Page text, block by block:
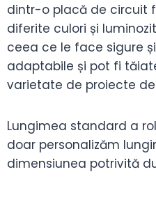
dintr-o placă de circuit
diferite culori și
ceea ce le face sigure
adaptabile și pot fi
varietate de proiecte
Lungimea standard a
doar personalizăm
dimensiunea potrivită